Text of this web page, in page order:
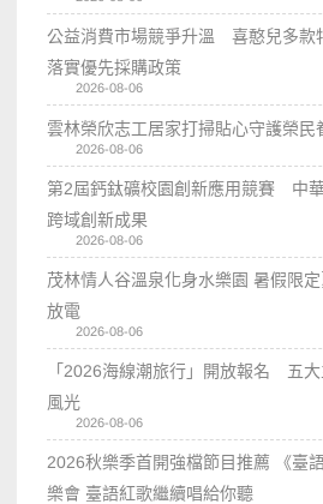
公益消費市場競爭升溫 喜憨兒多款
落實優先採購政策
2026-08-06
雲林榮欣志工居家打掃貼心守護榮民
2026-08-06
第2屆鈣鈦礦校園創新應用競賽 中
跨域創新成果
2026-08-06
茂林情人谷溫泉化身水樂園 暑假限
放電
2026-08-06
「2026海線潮旅行」開放報名 五
風光
2026-08-06
2026秋樂季首開強檔節目推薦 《臺
樂會 臺語紅歌繼續唱給你聽